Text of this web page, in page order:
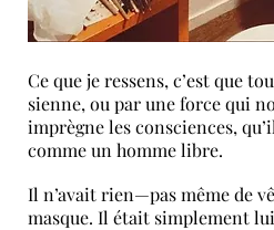
Ce que je ressens, c’est que
sienne, ou par une force qui
imprègne les consciences,
comme un homme libre.
Il n’avait rien—pas même de
masque. Il était simplement